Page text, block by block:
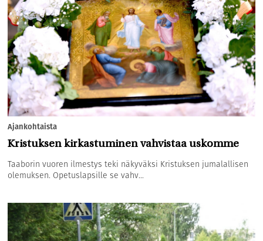
Ajankohtaista
Kristuksen kirkastuminen vahvistaa uskomme
Taaborin vuoren ilmestys teki näkyväksi Kristuksen jumalallisen
olemuksen. Opetuslapsille se vahv...